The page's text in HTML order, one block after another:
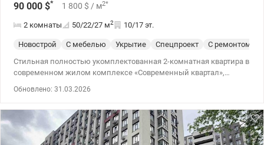
90 000 $* 1 800 $ / м2*
2 комнаты 50/22/27 м2 10/17 эт.
Новострой С мебелью Укрытие Спецпроект
С ремонтом
Стильная полностью укомплектованная 2-комнатная квартира в
современном жилом комплексе «Современный квартал»,
характеристики: Площадь: 50 м² Этаж: 10/17 Состояние: С
энергоэффективная: зимой отопление даже не включалось,
температура в квартире была выше +20°C Современные
коммуникации: индивидуальные счётчики тепла, воды,
Обновлено: 31.03.2026